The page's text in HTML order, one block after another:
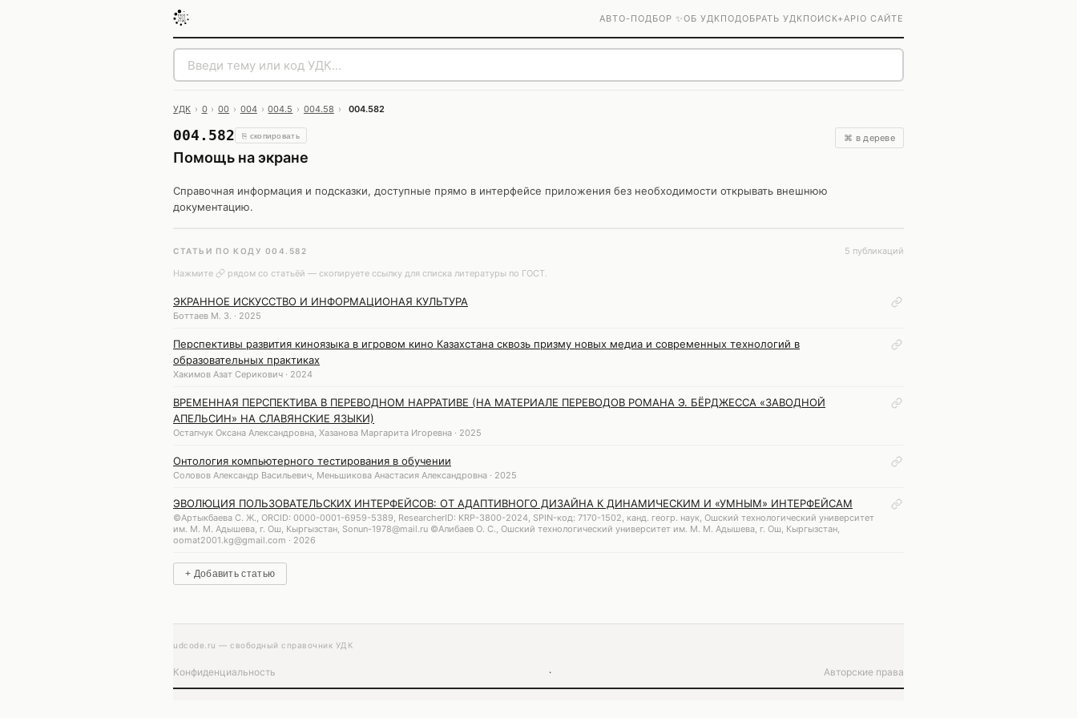
АВТО-ПОДБОР ✨ОБ УДКПОДОБРАТЬ УДКПОИСК+APIО САЙТЕ
УДК › 0 › 00 › 004 › 004.5 › 004.58 › 004.582
004.582 ⎘ скопировать
Помощь на экране
⌘ в дереве
Справочная информация и подсказки, доступные прямо в интерфейсе приложения без необходимости открывать внешнюю
документацию.
СТАТЬИ ПО КОДУ 004.582
5 публикаций
Нажмите
рядом со статьёй — скопируете ссылку для списка литературы по ГОСТ.
ЭКРАННОЕ ИСКУССТВО И ИНФОРМАЦИОНАЯ КУЛЬТУРА
Боттаев М. З. · 2025
Перспективы развития киноязыка в игровом кино Казахстана сквозь призму новых медиа и современных технологий в
образовательных практиках
Хакимов Азат Серикович · 2024
ВРЕМЕННАЯ ПЕРСПЕКТИВА В ПЕРЕВОДНОМ НАРРАТИВЕ (НА МАТЕРИАЛЕ ПЕРЕВОДОВ РОМАНА Э. БЁРДЖЕССА «ЗАВОДНОЙ
АПЕЛЬСИН» НА СЛАВЯНСКИЕ ЯЗЫКИ)
Остапчук Оксана Александровна, Хазанова Маргарита Игоревна · 2025
Онтология компьютерного тестирования в обучении
Соловов Александр Васильевич, Меньшикова Анастасия Александровна · 2025
ЭВОЛЮЦИЯ ПОЛЬЗОВАТЕЛЬСКИХ ИНТЕРФЕЙСОВ: ОТ АДАПТИВНОГО ДИЗАЙНА К ДИНАМИЧЕСКИМ И «УМНЫМ» ИНТЕРФЕЙСАМ
©Артыкбаева С. Ж., ORCID: 0000-0001-6959-5389, ResearcherID: KRP-3800-2024, SPIN-код: 7170-1502, канд. геогр. наук, Ошский технологический университет
им. М. М. Адышева, г. Ош, Кыргызстан, Sonun-1978@mail.ru ©Алибаев О. С., Ошский технологический университет им. М. М. Адышева, г. Ош, Кыргызстан,
oomat2001.kg@gmail.com · 2026
+ Добавить статью
udcode.ru — свободный справочник УДК
Конфиденциальность · Авторские права